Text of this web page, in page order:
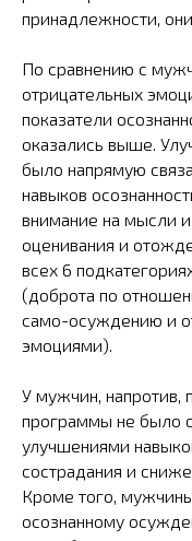
принадлежности,
По сравнению с
отрицательных
показатели
оказались выше.
было напрямую
навыков
внимание на мысли
оценивания и
всех 6
(доброта по
само-осуждению и
эмоциями).
У мужчин, напротив,
программы не было
улучшениями
сострадания и
Кроме того,
осознанному